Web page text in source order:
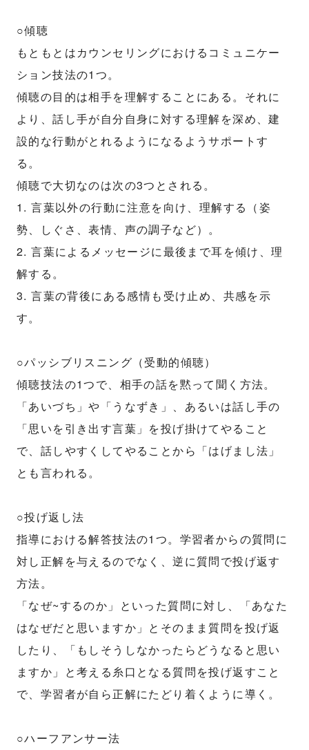
○傾聴
もともとはカウンセリングにおけるコミュニケー
ション技法の1つ。
傾聴の目的は相手を理解することにある。それに
より、話し手が自分自身に対する理解を深め、建
設的な行動がとれるようになるようサポートす
る。
傾聴で大切なのは次の3つとされる。
1. 言葉以外の行動に注意を向け、理解する（姿
勢、しぐさ、表情、声の調子など）。
2. 言葉によるメッセージに最後まで耳を傾け、理
解する。
3. 言葉の背後にある感情も受け止め、共感を示
す。
○パッシブリスニング（受動的傾聴）
傾聴技法の1つで、相手の話を黙って聞く方法。
「あいづち」や「うなずき」、あるいは話し手の
「思いを引き出す言葉」を投げ掛けてやること
で、話しやすくしてやることから「はげまし法」
とも言われる。
○投げ返し法
指導における解答技法の1つ。学習者からの質問に
対し正解を与えるのでなく、逆に質問で投げ返す
方法。
「なぜ~するのか」といった質問に対し、「あなた
はなぜだと思いますか」とそのまま質問を投げ返
したり、「もしそうしなかったらどうなると思い
ますか」と考える糸口となる質問を投げ返すこと
で、学習者が自ら正解にたどり着くように導く。
○ハーフアンサー法